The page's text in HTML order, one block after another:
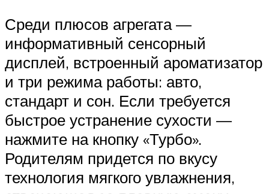
Среди плюсов агрегата —
информативный сенсорный
дисплей, встроенный ароматизатор
и три режима работы: авто,
стандарт и сон. Если требуется
быстрое устранение сухости —
нажмите на кнопку «Турбо».
Родителям придется по вкусу
технология мягкого увлажнения,